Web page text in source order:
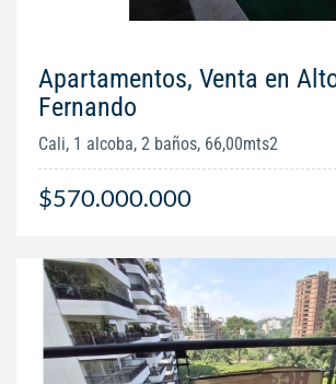
Apartamentos, Venta en
Fernando
Cali, 1 alcoba, 2 baños, 66,00mts2
$570.000.000